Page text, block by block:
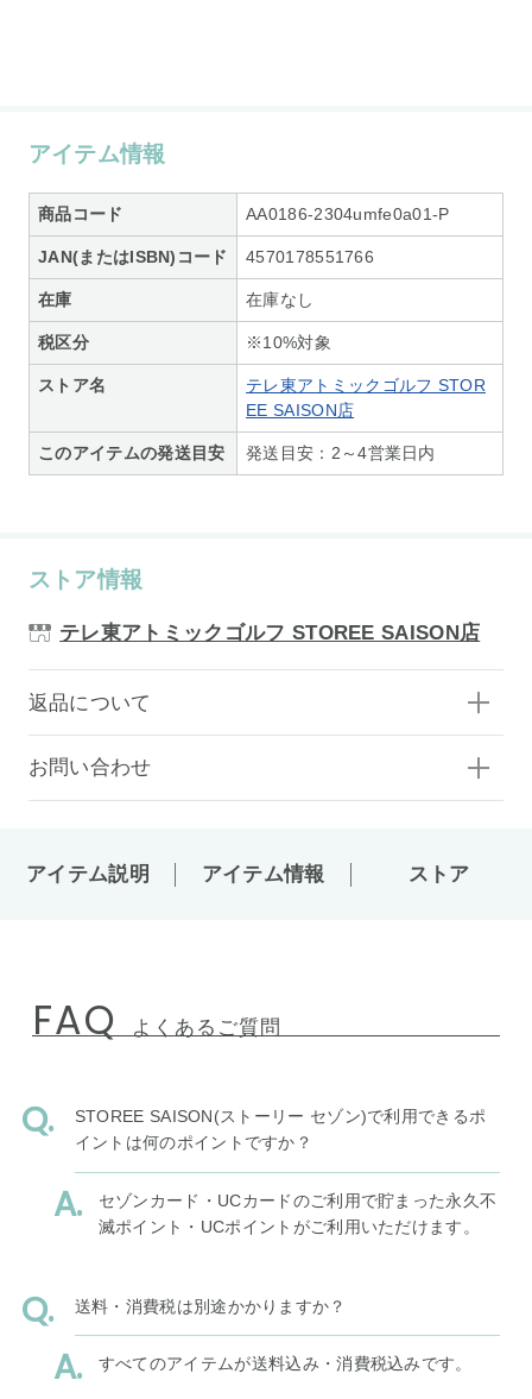
アイテム情報
商品コード AA0186-2304umfe0a01-P
JAN(またはISBN)コード 4570178551766
在庫 在庫なし
税区分 ※10%対象
ストア名
テレ東アトミックゴルフ STOR
EE SAISON店
このアイテムの発送目安 発送目安：2～4営業日内
ストア情報
テレ東アトミックゴルフ STOREE SAISON店
返品について
お問い合わせ
アイテム説明 アイテム情報 ストア
FAQ よくあるご質問
STOREE SAISON(ストーリー セゾン)で利用できるポ
イントは何のポイントですか？
セゾンカード・UCカードのご利用で貯まった永久不
滅ポイント・UCポイントがご利用いただけます。
送料・消費税は別途かかりますか？
すべてのアイテムが送料込み・消費税込みです。